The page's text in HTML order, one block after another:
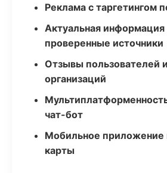
Реклама с таргетингом
Актуальная информация
проверенные источники
Отзывы пользователей
организаций
чат-бот
Мобильное приложение
карты